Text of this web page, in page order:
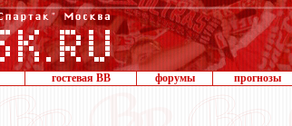
гостевая ВВ форумы прогнозы